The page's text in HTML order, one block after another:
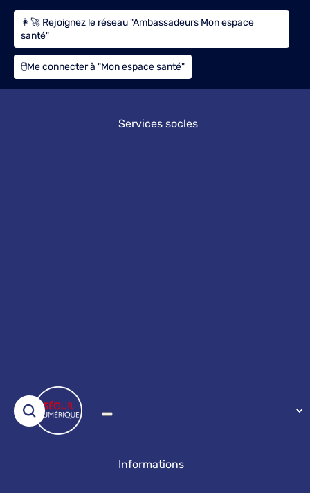
👩‍🚀 Rejoignez le réseau "Ambassadeurs Mon espace
santé"
🖱️Me connecter à "Mon espace santé"
Services socles
Informations